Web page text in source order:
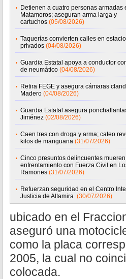
Detienen a cuatro personas armadas
Matamoros; aseguran arma larga y
cartuchos (05/08/2026)
Taquerías convierten calles en
privados (04/08/2026)
Guardia Estatal apoya a conductor
de neumático (04/08/2026)
Retira FEGE y asegura cámaras
Madero (04/08/2026)
Guardia Estatal asegura
Jiménez (02/08/2026)
Caen tres con droga y arma; cateo
kilos de mariguana (31/07/2026)
Cinco presuntos delincuentes
enfrentamiento con Fuerza Civil en
Ramones (31/07/2026)
Refuerzan seguridad en el Centro
Justicia de Altamira (30/07/2026)
ubicado en el
aseguró una
como la placa
2005, la cual no
colocada.